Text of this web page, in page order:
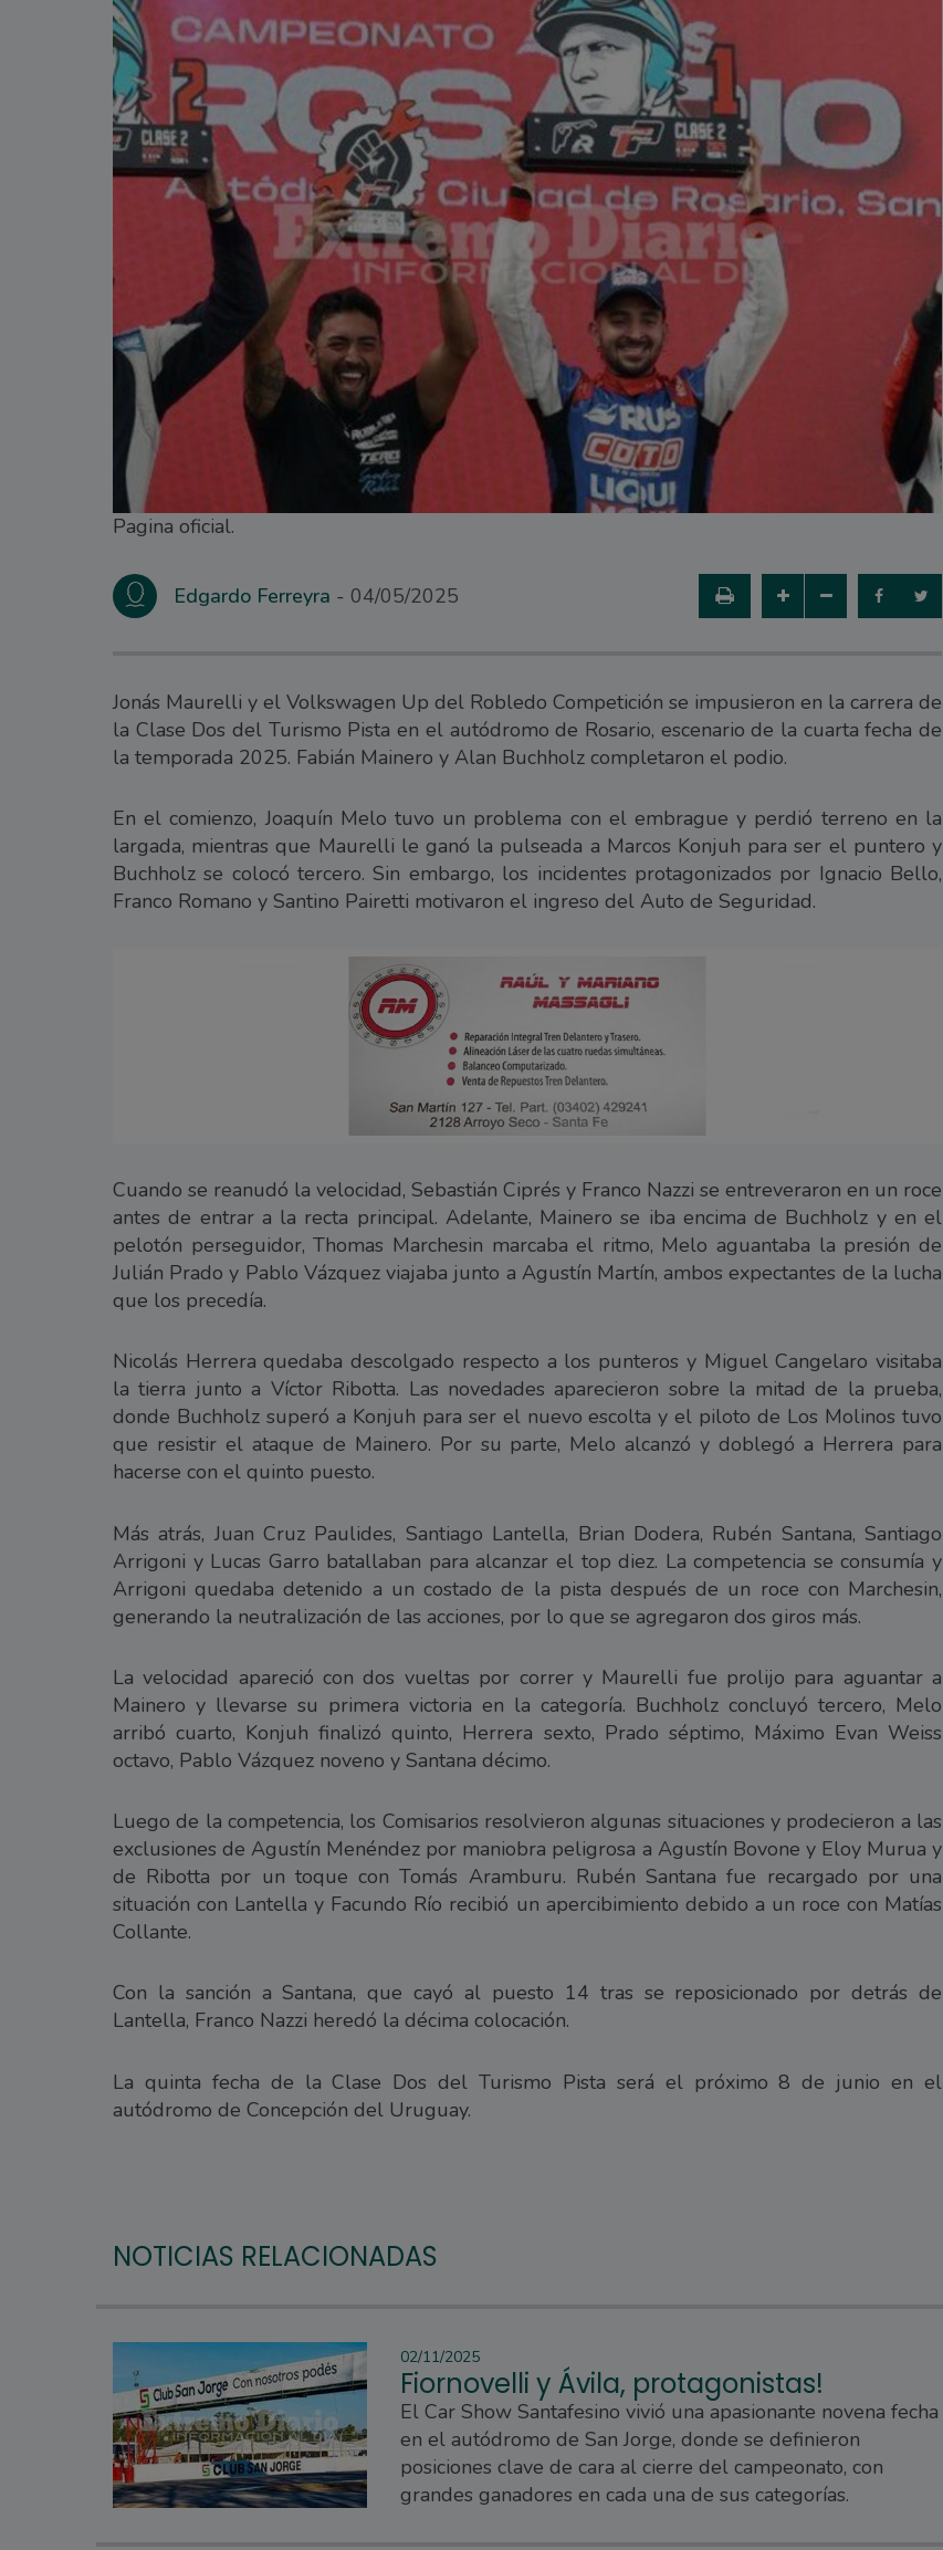
Pagina oficial.
Edgardo Ferreyra 04/05/2025
Jonás Maurelli y el Volkswagen Up del Robledo Competición se impusieron en la carrera de
la Clase Dos del Turismo Pista en el autódromo de Rosario, escenario de la cuarta fecha de
la temporada 2025. Fabián Mainero y Alan Buchholz completaron el podio.
En el comienzo, Joaquín Melo tuvo un problema con el embrague y perdió terreno en la
largada, mientras que Maurelli le ganó la pulseada a Marcos Konjuh para ser el puntero y
Buchholz se colocó tercero. Sin embargo, los incidentes protagonizados por Ignacio Bello,
Franco Romano y Santino Pairetti motivaron el ingreso del Auto de Seguridad.
Cuando se reanudó la velocidad, Sebastián Ciprés y Franco Nazzi se entreveraron en un roce
antes de entrar a la recta principal. Adelante, Mainero se iba encima de Buchholz y en el
pelotón perseguidor, Thomas Marchesin marcaba el ritmo, Melo aguantaba la presión de
Julián Prado y Pablo Vázquez viajaba junto a Agustín Martín, ambos expectantes de la lucha
que los precedía.
Nicolás Herrera quedaba descolgado respecto a los punteros y Miguel Cangelaro visitaba
la tierra junto a Víctor Ribotta. Las novedades aparecieron sobre la mitad de la prueba,
donde Buchholz superó a Konjuh para ser el nuevo escolta y el piloto de Los Molinos tuvo
que resistir el ataque de Mainero. Por su parte, Melo alcanzó y doblegó a Herrera para
hacerse con el quinto puesto.
Más atrás, Juan Cruz Paulides, Santiago Lantella, Brian Dodera, Rubén Santana, Santiago
Arrigoni y Lucas Garro batallaban para alcanzar el top diez. La competencia se consumía y
Arrigoni quedaba detenido a un costado de la pista después de un roce con Marchesin,
generando la neutralización de las acciones, por lo que se agregaron dos giros más.
La velocidad apareció con dos vueltas por correr y Maurelli fue prolijo para aguantar a
Mainero y llevarse su primera victoria en la categoría. Buchholz concluyó tercero, Melo
arribó cuarto, Konjuh finalizó quinto, Herrera sexto, Prado séptimo, Máximo Evan Weiss
octavo, Pablo Vázquez noveno y Santana décimo.
Luego de la competencia, los Comisarios resolvieron algunas situaciones y prodecieron a las
exclusiones de Agustín Menéndez por maniobra peligrosa a Agustín Bovone y Eloy Murua y
de Ribotta por un toque con Tomás Aramburu. Rubén Santana fue recargado por una
situación con Lantella y Facundo Río recibió un apercibimiento debido a un roce con Matías
Collante.
Con la sanción a Santana, que cayó al puesto 14 tras se reposicionado por detrás de
Lantella, Franco Nazzi heredó la décima colocación.
La quinta fecha de la Clase Dos del Turismo Pista será el próximo 8 de junio en el
autódromo de Concepción del Uruguay.
NOTICIAS RELACIONADAS
02/11/2025
Fiornovelli y Ávila, protagonistas!
El Car Show Santafesino vivió una apasionante novena fecha
en el autódromo de San Jorge, donde se definieron
posiciones clave de cara al cierre del campeonato, con
grandes ganadores en cada una de sus categorías.